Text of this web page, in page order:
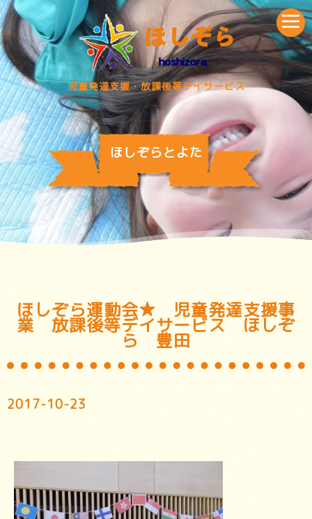
児童発達支援・放課後等デイサービス
ほしぞらとよた
ほしぞら運動会★ 児童発達支援事
業 放課後等デイサービス ほしぞ
ら 豊田
2017-10-23